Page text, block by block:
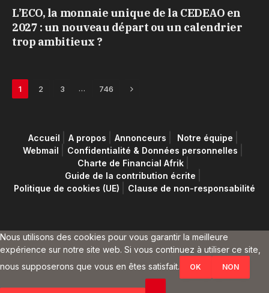
L’ECO, la monnaie unique de la CEDEAO en
2027 : un nouveau départ ou un calendrier
trop ambitieux ?
1 2 3 … 746 Next
Accueil A propos Annonceurs
Notre équipe
Webmail
Confidentialité & Données personnelles
Charte de Financial Afrik
Guide de la contribution écrite
Politique de cookies (UE)
Clause de non-responsabilité
Nous utilisons des cookies pour vous garantir la meilleure
expérience sur notre site web. Si vous continuez à utiliser ce site,
nous supposerons que vous en êtes satisfait.
OK NON